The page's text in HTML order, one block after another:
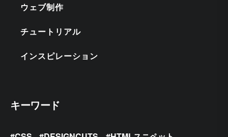
ウェブ制作
チュートリアル
インスピレーション
キーワード